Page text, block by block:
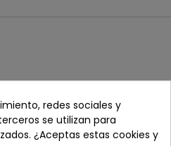
redes sociales y
se utilizan para
¿Aceptas estas cookies y